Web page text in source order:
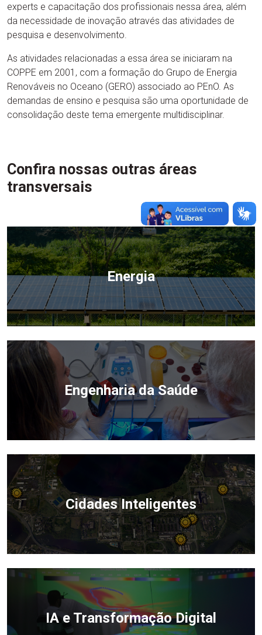
experts e capacitação dos profissionais nessa área, além
da necessidade de inovação através das atividades de
pesquisa e desenvolvimento.
As atividades relacionadas a essa área se iniciaram na
COPPE em 2001, com a formação do Grupo de Energia
Renováveis no Oceano (GERO) associado ao PEnO. As
demandas de ensino e pesquisa são uma oportunidade de
consolidação deste tema emergente multidisciplinar.
Confira nossas outras áreas
transversais
Energia
Engenharia da Saúde
Cidades Inteligentes
IA e Transformação Digital